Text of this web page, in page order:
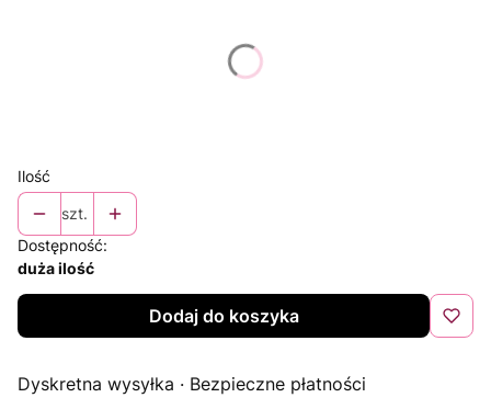
Ilość
szt.
Dostępność:
duża ilość
Dodaj do koszyka
Dyskretna wysyłka · Bezpieczne płatności